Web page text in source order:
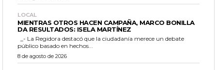
LOCAL
MIENTRAS OTROS HACEN CAMPAÑA, MARCO BONILLA
DA RESULTADOS: ISELA MARTÍNEZ
público basado en hechos...
8 de agosto de 2026